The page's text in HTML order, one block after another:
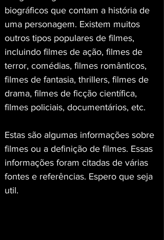
biográficos que contam a história de
uma personagem. Existem muitos
outros tipos populares de filmes,
incluindo filmes de ação, filmes de
terror, comédias, filmes românticos,
filmes de fantasia, thrillers, filmes de
drama, filmes de ficção científica,
filmes policiais, documentários, etc.
Estas são algumas informações sobre
filmes ou a definição de filmes. Essas
informações foram citadas de várias
fontes e referências. Espero que seja
util.